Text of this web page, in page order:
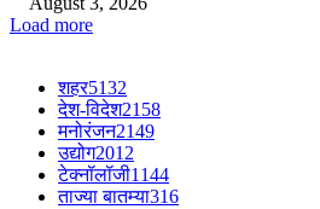
Load more
शहर5132
देश-विदेश2158
मनोरंजन2149
उद्योग2012
टेक्नॉलॉजी1144
ताज्या बातम्या316